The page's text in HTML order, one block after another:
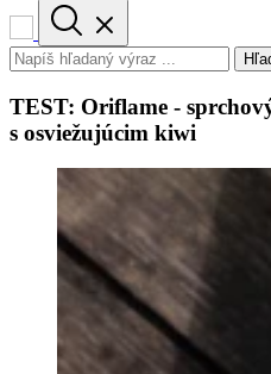
TEST: Oriflame -
s osviežujúcim kiwi